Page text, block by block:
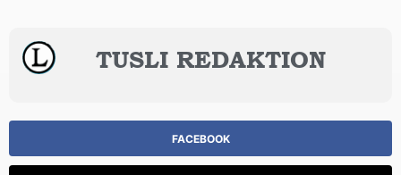
TUSLI REDAKTION
FACEBOOK